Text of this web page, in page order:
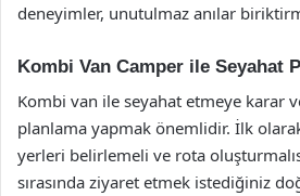
deneyimler, unutulmaz anılar
Kombi Van Camper ile Seyahat
Kombi van ile seyahat etmeye karar
planlama yapmak önemlidir. İlk
yerleri belirlemeli ve rota
sırasında ziyaret etmek istediğiniz